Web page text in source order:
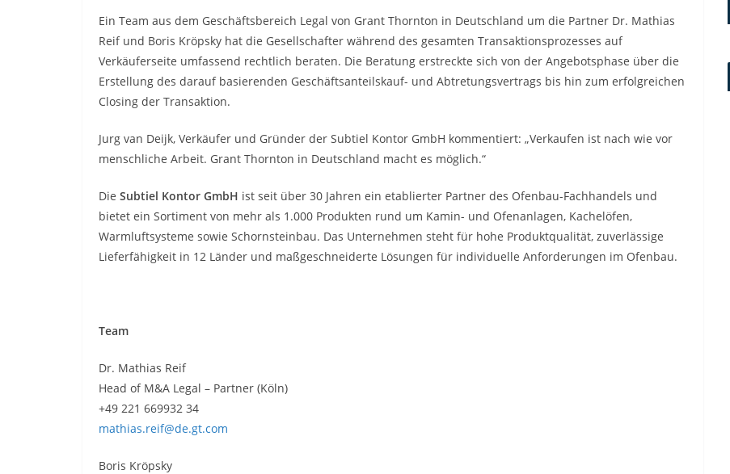
Ein Team aus dem Geschäftsbereich Legal von Grant Thornton in Deutschland um die Partner Dr. Mathias
Reif und Boris Kröpsky hat die Gesellschafter während des gesamten Transaktionsprozesses auf
Verkäuferseite umfassend rechtlich beraten. Die Beratung erstreckte sich von der Angebotsphase über die
Erstellung des darauf basierenden Geschäftsanteilskauf- und Abtretungsvertrags bis hin zum erfolgreichen
Closing der Transaktion.
Jurg van Deijk, Verkäufer und Gründer der Subtiel Kontor GmbH kommentiert: „Verkaufen ist nach wie vor
menschliche Arbeit. Grant Thornton in Deutschland macht es möglich.“
Die Subtiel Kontor GmbH ist seit über 30 Jahren ein etablierter Partner des Ofenbau-Fachhandels und
bietet ein Sortiment von mehr als 1.000 Produkten rund um Kamin- und Ofenanlagen, Kachelöfen,
Warmluftsysteme sowie Schornsteinbau. Das Unternehmen steht für hohe Produktqualität, zuverlässige
Lieferfähigkeit in 12 Länder und maßgeschneiderte Lösungen für individuelle Anforderungen im Ofenbau.
Team
Dr. Mathias Reif
Head of M&A Legal – Partner (Köln)
+49 221 669932 34
mathias.reif@de.gt.com
Boris Kröpsky